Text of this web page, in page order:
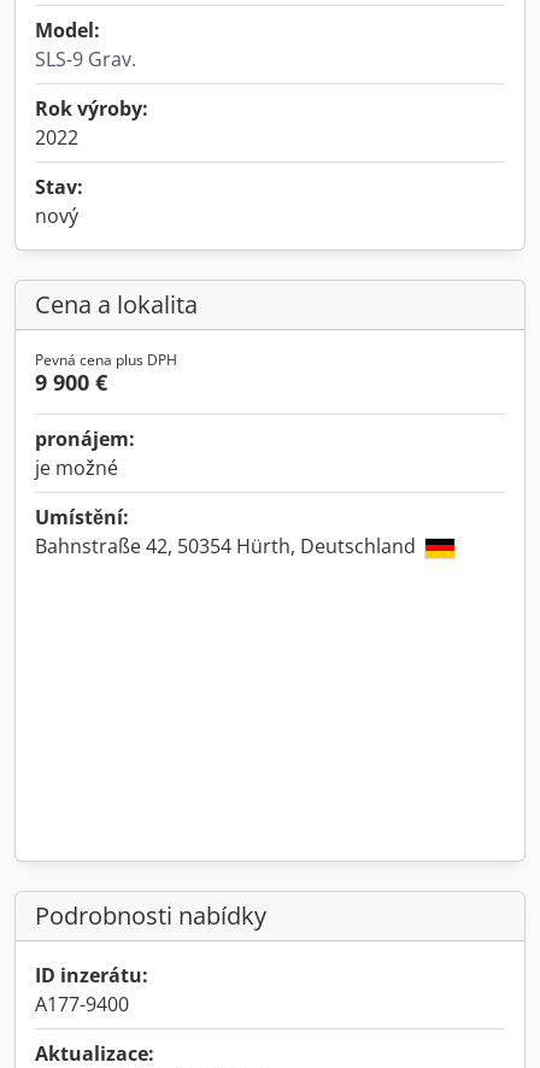
Model:
SLS-9 Grav.
Rok výroby:
2022
Stav:
nový
Cena a lokalita
Pevná cena plus DPH
9 900 €
pronájem:
je možné
Umístění:
Bahnstraße 42, 50354 Hürth, Deutschland
Podrobnosti nabídky
ID inzerátu:
A177-9400
Aktualizace: